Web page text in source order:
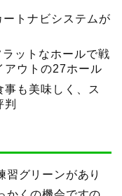
トナビシステムが
ットなホールで戦
アウトの27ホール
も美味しく、ス
習グリーンがあり